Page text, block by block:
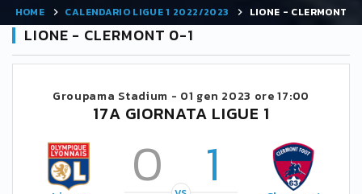
HOME CALENDARIO LIGUE 1 2022/2023 LIONE - CLERMONT
LIONE - CLERMONT 0-1
Groupama Stadium - 01 gen 2023 ore 17:00
17A GIORNATA LIGUE 1
0 1